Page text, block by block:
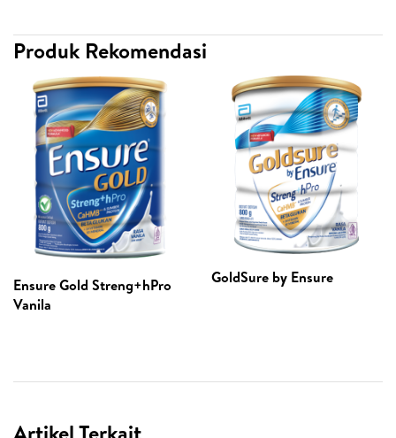
Produk Rekomendasi
Ensure Gold Streng+hPro
Vanila
GoldSure by Ensure